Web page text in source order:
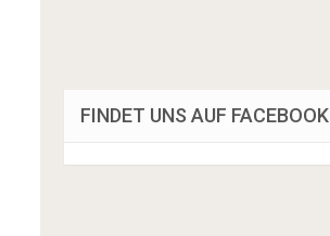
FINDET UNS AUF FACEBOOK